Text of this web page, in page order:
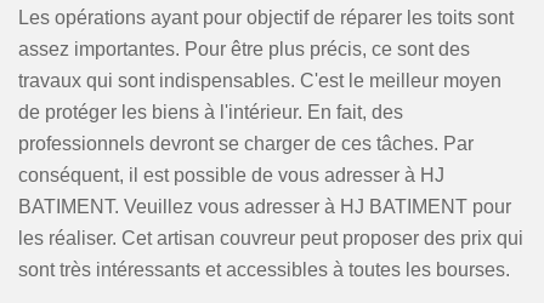
Les opérations ayant pour objectif de réparer les toits sont
assez importantes. Pour être plus précis, ce sont des
travaux qui sont indispensables. C'est le meilleur moyen
de protéger les biens à l'intérieur. En fait, des
professionnels devront se charger de ces tâches. Par
conséquent, il est possible de vous adresser à HJ
BATIMENT. Veuillez vous adresser à HJ BATIMENT pour
les réaliser. Cet artisan couvreur peut proposer des prix qui
sont très intéressants et accessibles à toutes les bourses.